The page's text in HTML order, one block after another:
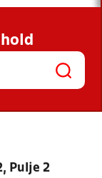
NYHEDER
OG
Pulje 2